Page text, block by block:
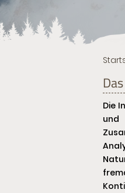
Die
und